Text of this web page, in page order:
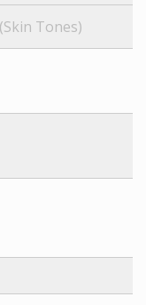
(Skin Tones)